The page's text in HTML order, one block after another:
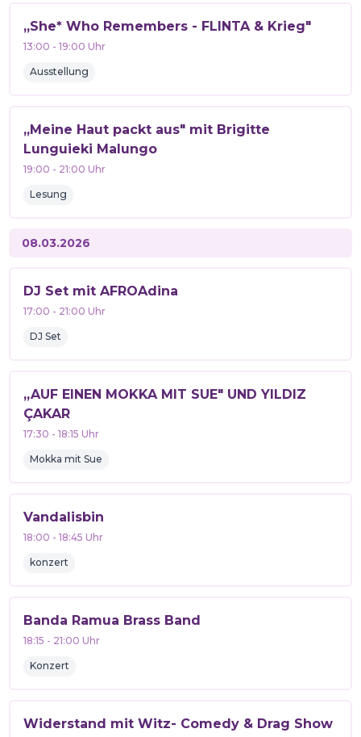
„She* Who Remembers - FLINTA & Krieg"
13:00 -19:00 Uhr
Ausstellung
„Meine Haut packt aus" mit Brigitte
Lunguieki Malungo
19:00 - 21:00 Uhr
Lesung
08.03.2026
DJ Set mit AFROAdina
17:00 - 21:00 Uhr
DJ Set
„AUF EINEN MOKKA MIT SUE" UND YILDIZ
ÇAKAR
17:30 -18:15 Uhr
Mokka mit Sue
Vandalisbin
18:00 -18:45 Uhr
konzert
Banda Ramua Brass Band
18:15 - 21:00 Uhr
Konzert
Widerstand mit Witz- Comedy & Drag Show